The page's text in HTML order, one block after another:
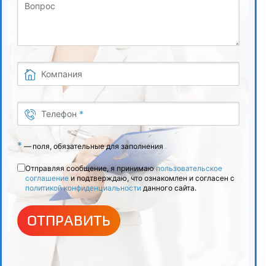
Вопрос
Компания
Телефон *
* —поля, обязательные для заполнения
Отправляя сообщение, я принимаюпользовательское
соглашение и подтверждаю, что ознакомлен и согласен с
политикой конфиденциальности данного сайта.
ОТПРАВИТЬ